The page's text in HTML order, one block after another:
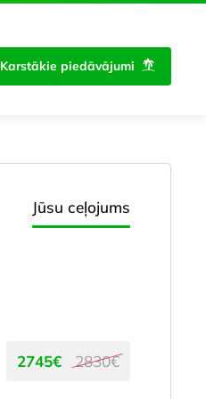
Karstākie piedāvājumi
Jūsu ceļojums
2745€ 2830€